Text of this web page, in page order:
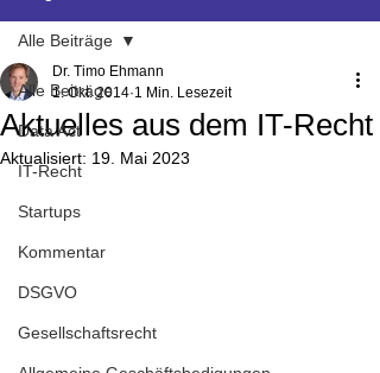
Alle Beiträge
Data Act
IT-Recht
Startups
Kommentar
DSGVO
Gesellschaftsrecht
Alle Beiträge
Aktuelles aus dem IT-Recht
Dr. Timo Ehmann
1. Okt. 2014 1 Min. Lesezeit
Aktualisiert: 19. Mai 2023